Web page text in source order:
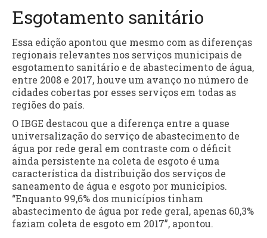
Esgotamento sanitário
Essa edição apontou que mesmo com as diferenças
regionais relevantes nos serviços municipais de
esgotamento sanitário e de abastecimento de água,
entre 2008 e 2017, houve um avanço no número de
cidades cobertas por esses serviços em todas as
regiões do país.
O IBGE destacou que a diferença entre a quase
universalização do serviço de abastecimento de
água por rede geral em contraste com o déficit
ainda persistente na coleta de esgoto é uma
característica da distribuição dos serviços de
saneamento de água e esgoto por municípios.
“Enquanto 99,6% dos municípios tinham
abastecimento de água por rede geral, apenas 60,3%
faziam coleta de esgoto em 2017”, apontou.